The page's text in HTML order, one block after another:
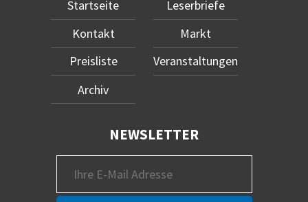
Startseite
Kontakt
Preisliste
Archiv
Leserbriefe
Markt
Veranstaltungen
NEWSLETTER